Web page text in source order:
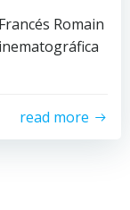
Romain
read more